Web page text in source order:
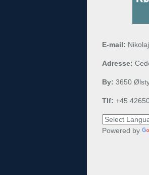
E-mail:
Adresse:
By: 3650
Tlf: +45
Powered by